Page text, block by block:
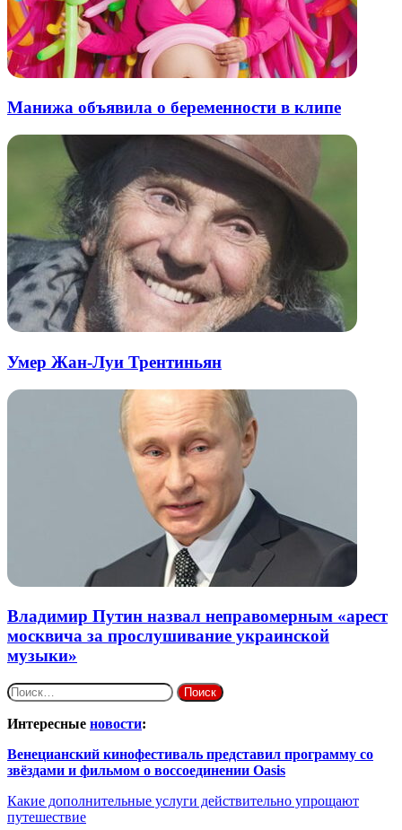
Манижа объявила о беременности в клипе
Умер Жан-Луи Трентиньян
Владимир Путин назвал неправомерным «арест
москвича за прослушивание украинской
музыки»
Найти:
Интересные новости:
Венецианский кинофестиваль представил программу со
звёздами и фильмом о воссоединении Oasis
Какие дополнительные услуги действительно упрощают
путешествие